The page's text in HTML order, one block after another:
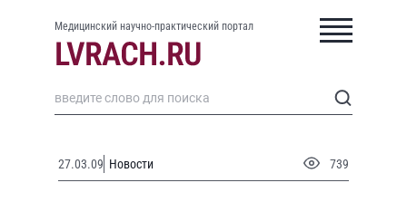
Медицинский научно-практический портал
27.03.09 Новости 739